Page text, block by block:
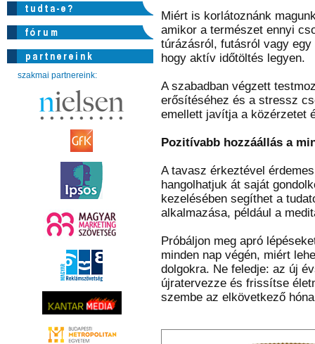
szakmai partnereink:
Miért is korlátoznánk
amikor a természet ennyi
túrázásról, futásról vagy
hogy aktív időtöltés legyen.
A szabadban végzett
erősítéséhez és a stressz
emellett javítja a közérzetet
Pozitívabb hozzáállás a
A tavasz érkeztével
hangolhatjuk át saját
kezelésében segíthet a
alkalmazása, például a
Próbáljon meg apró
minden nap végén, miért
dolgokra. Ne feledje: az új
újratervezze és frissítse
szembe az elkövetkező